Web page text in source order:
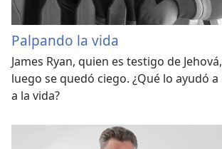
Palpando la vida
James Ryan, quien es testigo de
luego se quedó ciego. ¿Qué lo ayudó
a la vida?